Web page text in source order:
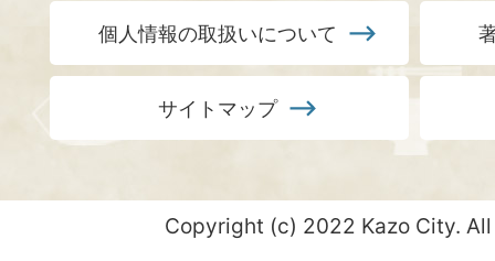
個人情報の取扱いについて
サイトマップ
Copyright (c) 2022 Kazo City.